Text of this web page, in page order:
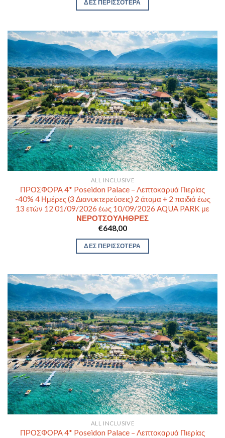
ΔΕΣ ΠΕΡΙΣΣΟΤΕΡΑ
ALL INCLUSIVE
ΠΡΟΣΦΟΡΑ 4* Poseidon Palace – Λεπτοκαρυά Πιερίας
-40% 4 Ημέρες (3 Διανυκτερεύσεις) 2 άτομα + 2 παιδιά έως
13 ετών 12 01/09/2026 έως 10/09/2026 AQUA PARK με
ΝΕΡΟΤΣΟΥΛΗΘΡΕΣ
€648,00
ΔΕΣ ΠΕΡΙΣΣΟΤΕΡΑ
ALL INCLUSIVE
ΠΡΟΣΦΟΡΑ 4* Poseidon Palace – Λεπτοκαρυά Πιερίας